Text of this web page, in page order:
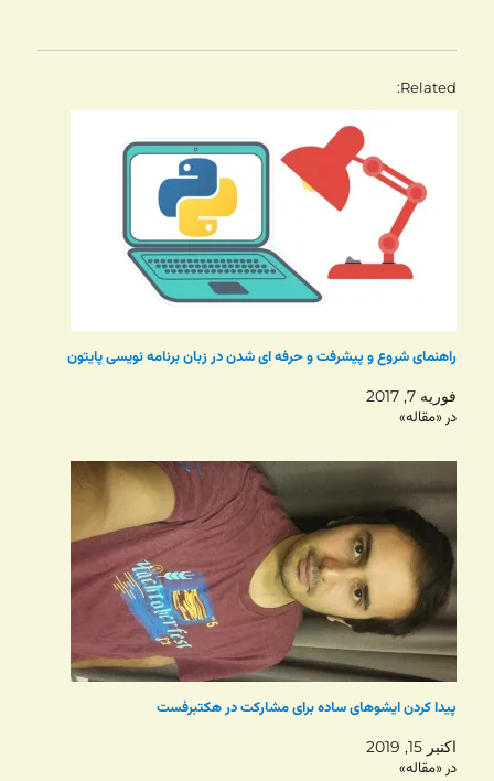
Related
راهنمای شروع و پیشرفت و حرفه ای شدن در زبان برنامه نویسی پایتون
فوریه 7, 2017
در «مقاله»
پیدا کردن ایشوهای ساده برای مشارکت در هکتبرفست
اکتبر 15, 2019
در «مقاله»